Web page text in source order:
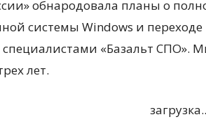
обнародовала планы о
системы Windows и переходе
«Базальт СПО».
лет.